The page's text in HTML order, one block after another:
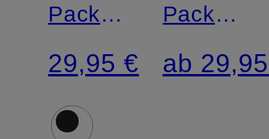
Pack
Slips
MODERN
MULTIPACKS
29,95 €
Pack
Slips
MODERN
ab